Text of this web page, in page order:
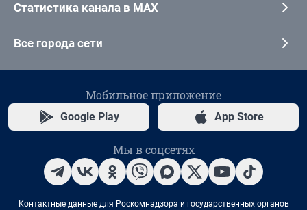
Статистика канала в MAX
Все города сети
Мобильное приложение
Google Play App Store
Мы в соцсетях
Контактные данные для Роскомнадзора и государственных органов